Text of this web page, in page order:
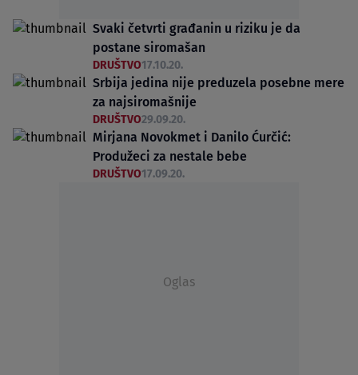
Svaki četvrti građanin u riziku je da
postane siromašan
DRUŠTVO17.10.20.
Srbija jedina nije preduzela posebne mere
za najsiromašnije
DRUŠTVO29.09.20.
Mirjana Novokmet i Danilo Ćurčić:
Produžeci za nestale bebe
DRUŠTVO17.09.20.
Oglas